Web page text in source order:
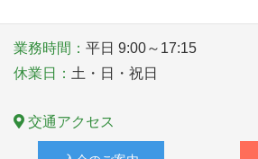
業務時間： 平日 9:00～17:15
休業日： 土・日・祝日
交通アクセス